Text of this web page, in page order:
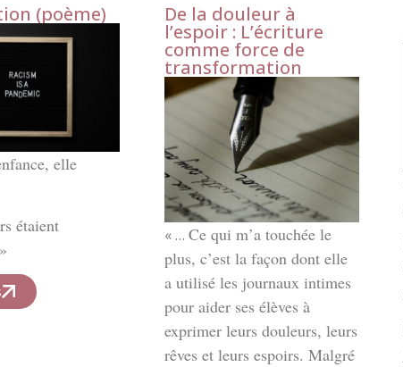
(poème)
elle
étaient
De la douleur à
l’espoir : L’écriture
comme force de
transformation
« …Ce qui m’a touchée le
plus, c’est la façon dont elle
a utilisé les journaux intimes
pour aider ses élèves à
exprimer leurs douleurs, leurs
rêves et leurs espoirs. Malgré